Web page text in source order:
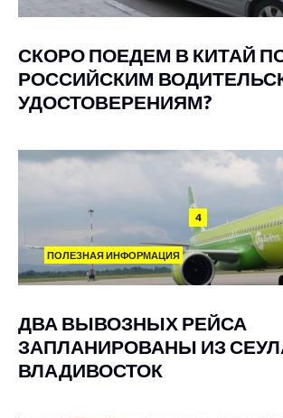
СКОРО ПОЕДЕМ В КИТАЙ
РОССИЙСКИМ
УДОСТОВЕРЕНИЯМ?
4
ПОЛЕЗНАЯ ИНФОРМАЦИЯ
ДВА ВЫВОЗНЫХ РЕЙСА
ЗАПЛАНИРОВАНЫ ИЗ
ВЛАДИВОСТОК